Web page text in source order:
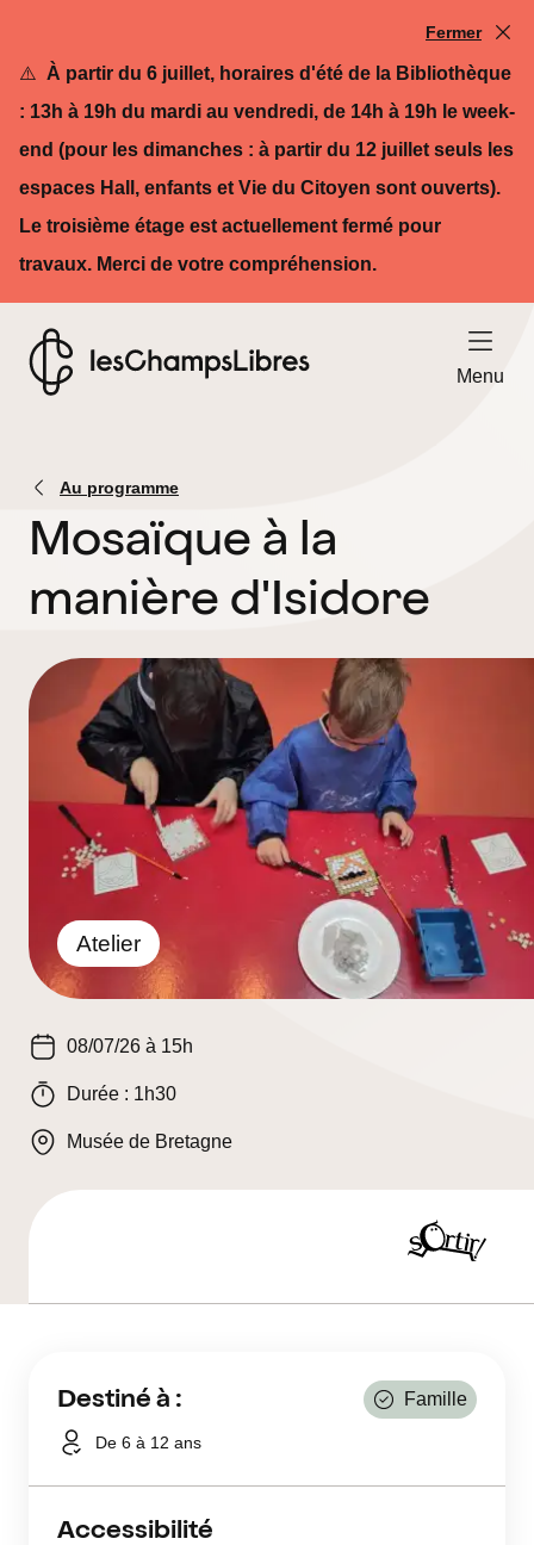
⚠️ À partir du 6 juillet, horaires d'été de la Bibliothèque
: 13h à 19h du mardi au vendredi, de 14h à 19h le week-
end (pour les dimanches : à partir du 12 juillet seuls les
espaces Hall, enfants et Vie du Citoyen sont ouverts).
Le troisième étage est actuellement fermé pour
travaux. Merci de votre compréhension.
Fermer
Ouvrir le
Menu
Au programme
Mosaïque à la
manière d'Isidore
Atelier
08/07/26 à 15h
Durée : 1h30
Musée de Bretagne
Destiné à : Famille
De 6 à 12 ans
Accessibilité